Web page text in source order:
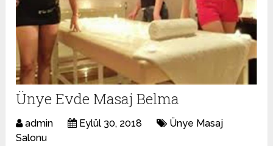
Ünye Evde Masaj Belma
admin Eylül 30, 2018
Ünye Masaj
Salonu